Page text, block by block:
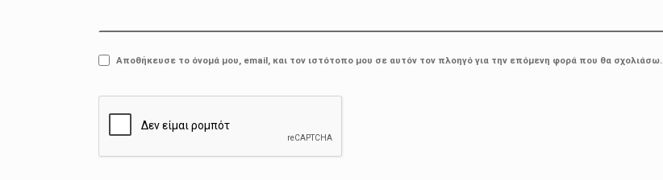
Αποθήκευσε το όνομά μου, email, και τον ιστότοπο μου σε αυτόν τον πλοηγό για την επόμενη φορά που θα σχολιάσω.